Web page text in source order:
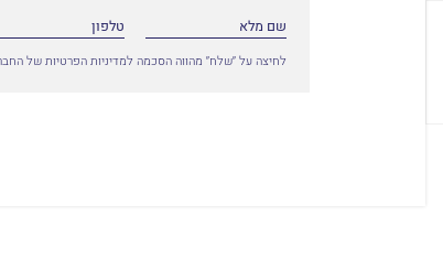
לחיצה על ״שלח״ מהווה הסכמה למדיניות הפרטיות של